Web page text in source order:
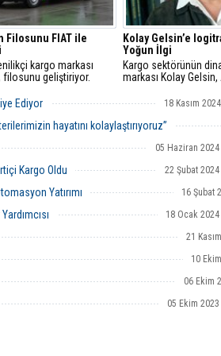
Filosunu FIAT ile
kargo markası
filosunu geliştiriyor.
Scudo’yu araç filosuna
Gelsin, Türkiye
daha da
Kolay Gelsin’e
Yoğun İlgi
Kargo sektörünün
markası Kolay Gelsin,
fuarlarından biri olan
hizmetlerini tanıttı.
Ediyor 18 Kasım
hayatını kolaylaştırıyoruz”
08
05 Haziran 2024
Kargo Oldu 22 Şubat
Yatırımı 16 Şubat
18 Ocak
21
10
06 Ekim
05 Ekim